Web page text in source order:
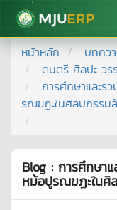
มหาวิทยาลัยแม่โจ้
หน้าหลัก
บทคว
ดนตรี ศิลปะ ว
การศึกษาและร
รณฆฏะในศิลปกรรม
Blog : การศึกษา
หม้อปูรณฆฏะในศิ